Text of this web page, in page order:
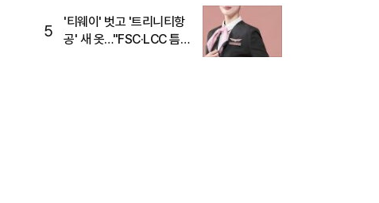
5
'티웨이' 벗고 '트리니티항
공' 새 옷…"FSC·LCC 틈